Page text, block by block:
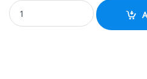
No Deseo Periféricos quantity